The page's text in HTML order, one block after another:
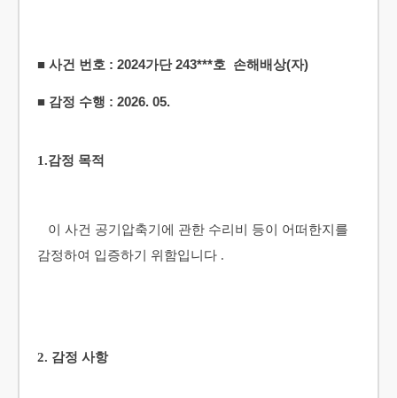
■ 사건 번호 : 2024가단 243***호 손해배상(자)
■ 감정 수행 : 2026. 05.
1.감정 목적
이 사건 공기압축기에 관한 수리비 등이 어떠한지를
감정하여 입증하기 위함입니다 .
2. 감정 사항